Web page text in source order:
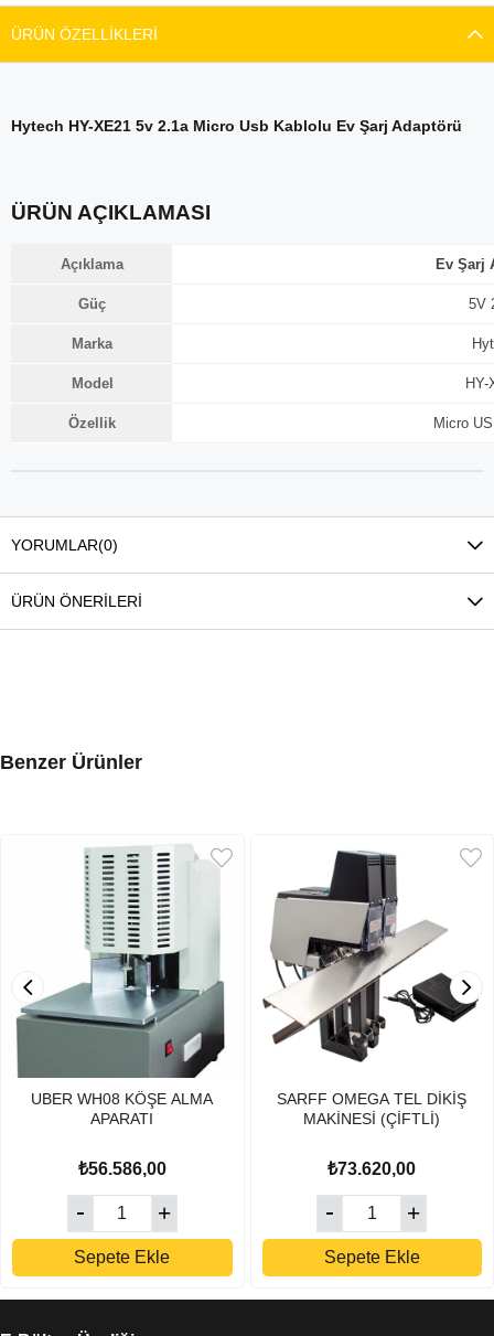
ÜRÜN ÖZELLIKLERI
Hytech HY-XE21 5v 2.1a Micro Usb Kablolu Ev Şarj Adaptörü
ÜRÜN AÇIKLAMASI
Açıklama Ev Şarj
Güç 5V
Marka
Model HY-
Özellik Micro
YORUMLAR(0)
ÜRÜN ÖNERILERI
Benzer Ürünler
UBER WH08 KÖŞE ALMA
APARATI
₺56.586,00
Sepete Ekle
SARFF OMEGA TEL DİKİŞ
MAKİNESİ (ÇİFTLİ)
₺73.620,00
Sepete Ekle